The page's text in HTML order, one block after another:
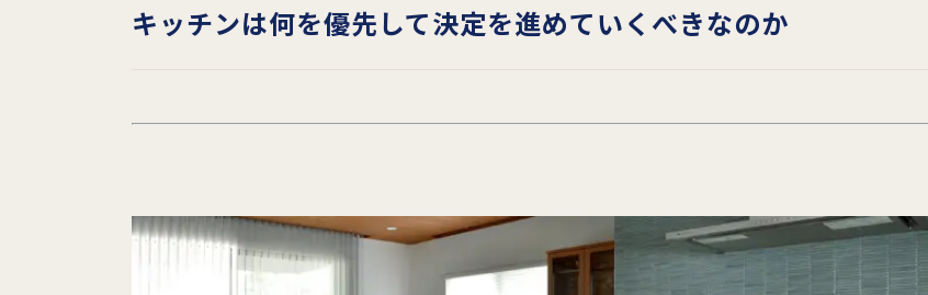
キッチンは何を優先して決定を進めていくべきなのか